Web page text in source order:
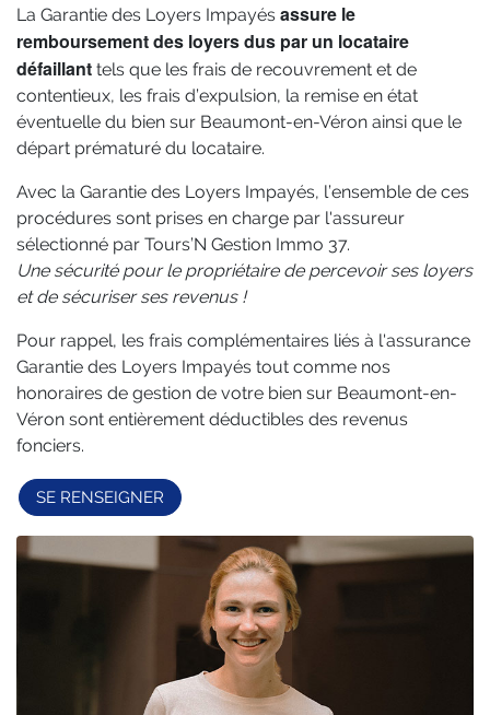
La Garantie des Loyers Impayés assure le
remboursement des loyers dus par un locataire
défaillant tels que les frais de recouvrement et de
contentieux, les frais d’expulsion, la remise en état
éventuelle du bien sur Beaumont-en-Véron ainsi que le
départ prématuré du locataire.
Avec la Garantie des Loyers Impayés, l’ensemble de ces
procédures sont prises en charge par l'assureur
sélectionné par Tours’N Gestion Immo 37.
Une sécurité pour le propriétaire de percevoir ses loyers
et de sécuriser ses revenus !
Pour rappel, les frais complémentaires liés à l'assurance
Garantie des Loyers Impayés tout comme nos
honoraires de gestion de votre bien sur Beaumont-en-
Véron sont entièrement déductibles des revenus
fonciers.
SE RENSEIGNER